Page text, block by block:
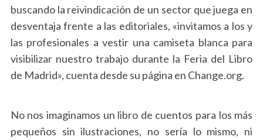
buscando la reivindicación de un sector que juega en
desventaja frente a las editoriales, «invitamos a los y
las profesionales a vestir una camiseta blanca para
visibilizar nuestro trabajo durante la Feria del Libro
de Madrid», cuenta desde su página en Change.org.
No nos imaginamos un libro de cuentos para los más
pequeños sin ilustraciones, no sería lo mismo, ni